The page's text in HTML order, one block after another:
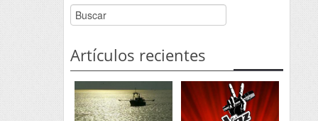
Artículos recientes